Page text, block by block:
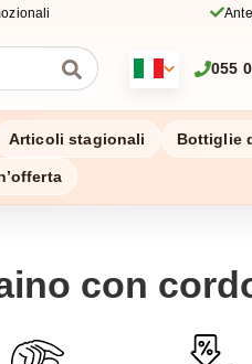
055
Articoli stagionali Bottiglie
con